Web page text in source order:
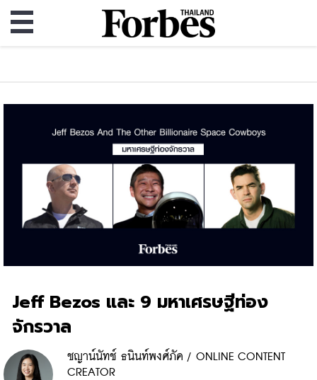
Jeff Bezos และ 9 มหาเศรษฐีท่อง
จักรวาล
ชญาน์นัทช์ ธนินท์พงศ์ภัค / ONLINE CONTENT
CREATOR